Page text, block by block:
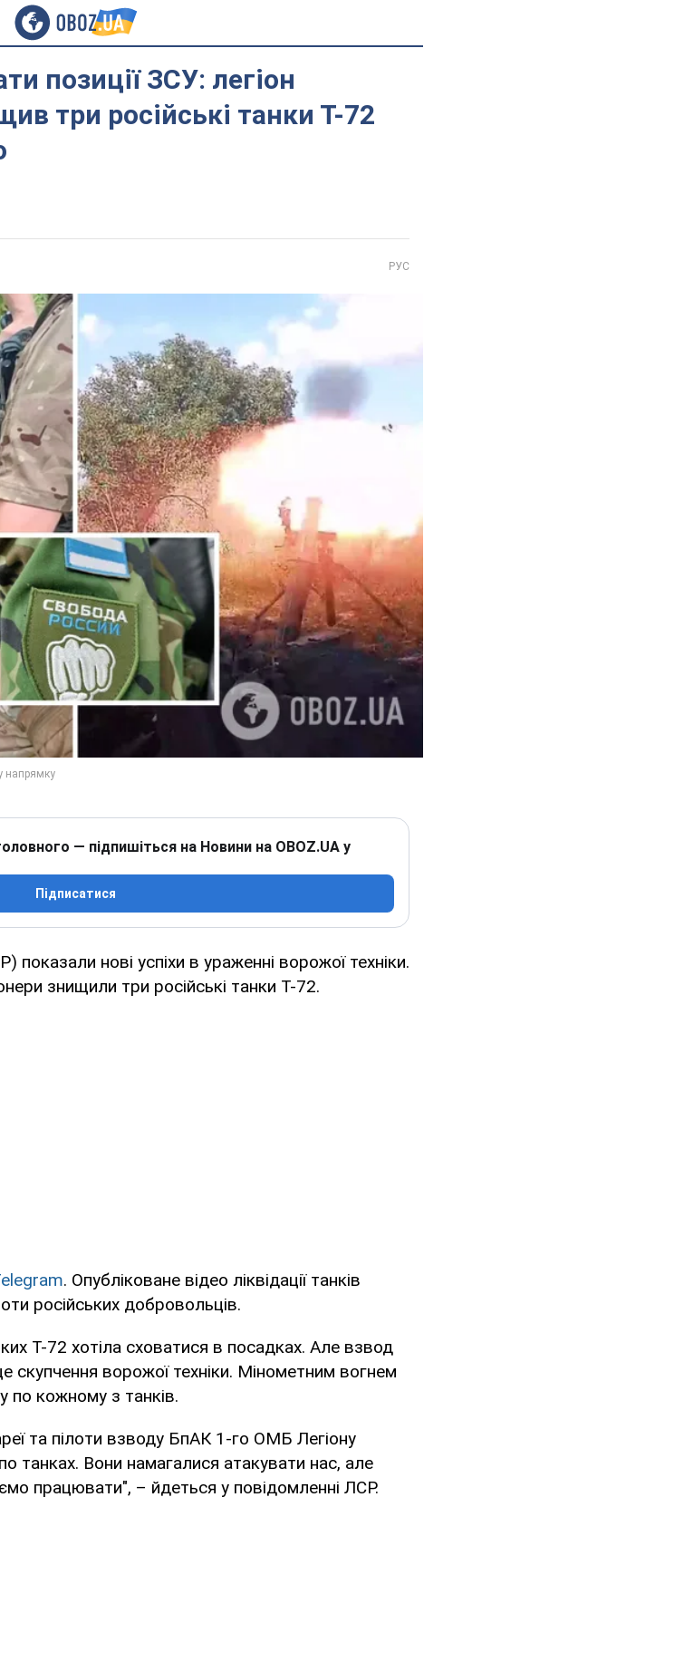
позиції ЗСУ: легіон
три російські танки Т-72
РУС
— підпишіться на Новини на OBOZ.UA у
Підписатися
показали нові успіхи в ураженні ворожої техніки.
знищили три російські танки Т-72.
. Опубліковане відео ліквідації танків
російських добровольців.
Т-72 хотіла сховатися в посадках. Але взвод
ворожої техніки. Мінометним вогнем
по кожному з танків.
та пілоти взводу БпАК 1-го ОМБ Легіону
танках. Вони намагалися атакувати нас, але
працювати", – йдеться у повідомленні ЛСР.